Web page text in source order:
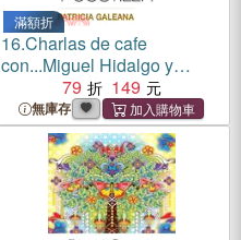
滿額折
16.Charlas de cafe
con...Miguel Hidalgo y
Costilla / Coffee Chat with
Miguel Hidalgo
79 149
無庫存